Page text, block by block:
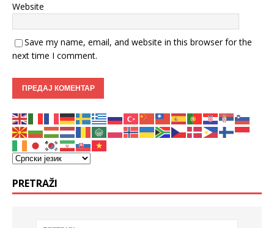
Website
Save my name, email, and website in this browser for the
next time I comment.
PRETRAŽI